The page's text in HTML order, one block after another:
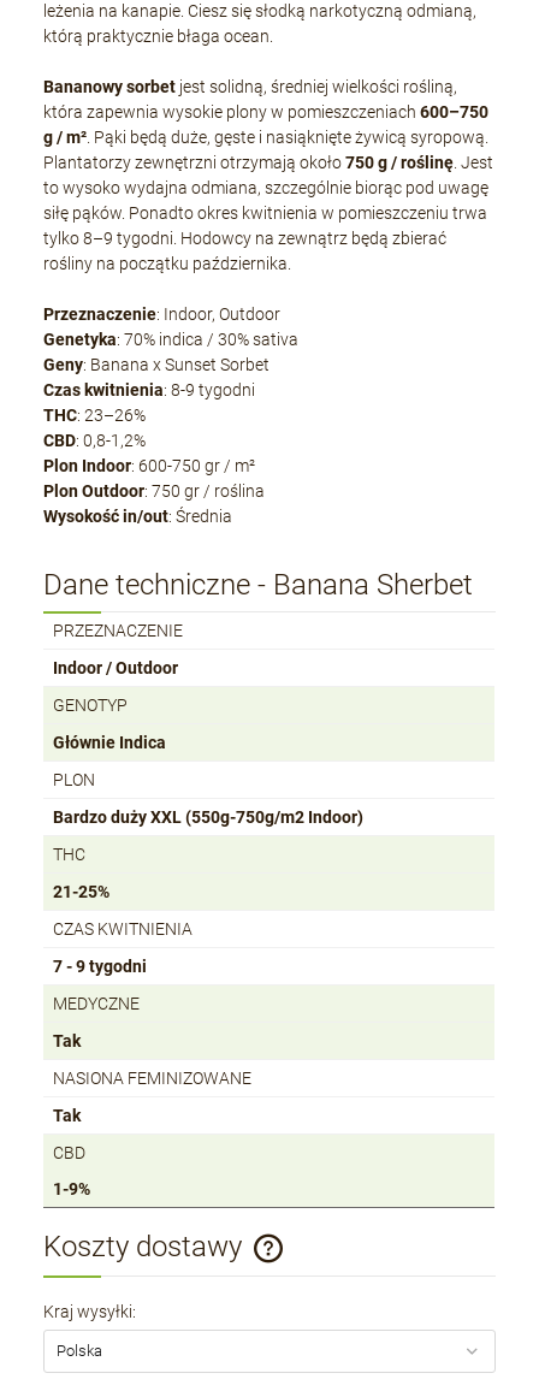
leżenia na kanapie. Ciesz się słodką narkotyczną odmianą,
którą praktycznie błaga ocean.
Bananowy sorbet jest solidną, średniej wielkości rośliną,
która zapewnia wysokie plony w pomieszczeniach600–750
g / m². Pąki będą duże, gęste i nasiąknięte żywicą syropową.
Plantatorzy zewnętrzni otrzymają około750 g / roślinę. Jest
to wysoko wydajna odmiana, szczególnie biorąc pod uwagę
siłę pąków. Ponadto okres kwitnienia w pomieszczeniu trwa
tylko 8–9 tygodni. Hodowcy na zewnątrz będą zbierać
rośliny na początku października.
Przeznaczenie: Indoor, Outdoor
Genetyka: 70% indica / 30% sativa
Geny: Banana x Sunset Sorbet
Czas kwitnienia: 8-9 tygodni
THC: 23–26%
CBD: 0,8-1,2%
Plon Indoor: 600-750 gr / m²
Plon Outdoor: 750 gr / roślina
Wysokość in/out: Średnia
Dane techniczne - Banana Sherbet
PRZEZNACZENIE
Indoor / Outdoor
GENOTYP
Głównie Indica
PLON
Bardzo duży XXL (550g-750g/m2 Indoor)
THC
21-25%
CZAS KWITNIENIA
7 - 9 tygodni
MEDYCZNE
Tak
NASIONA FEMINIZOWANE
Tak
CBD
1-9%
Koszty dostawy
Cena nie zawiera ewentualnych kosztów płatności
Kraj wysyłki: